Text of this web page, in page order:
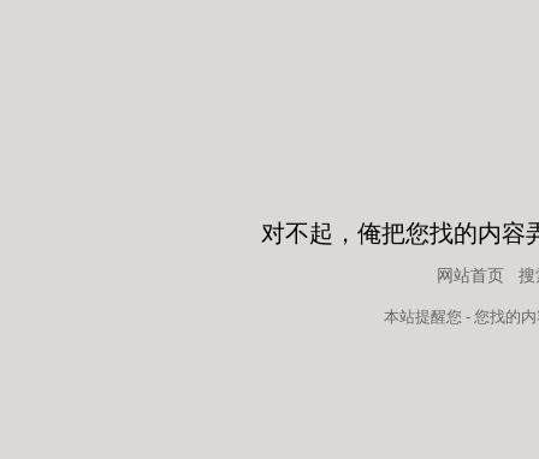
对不起，俺把您找的内容
网站首页 搜
本站提醒您 - 您找的